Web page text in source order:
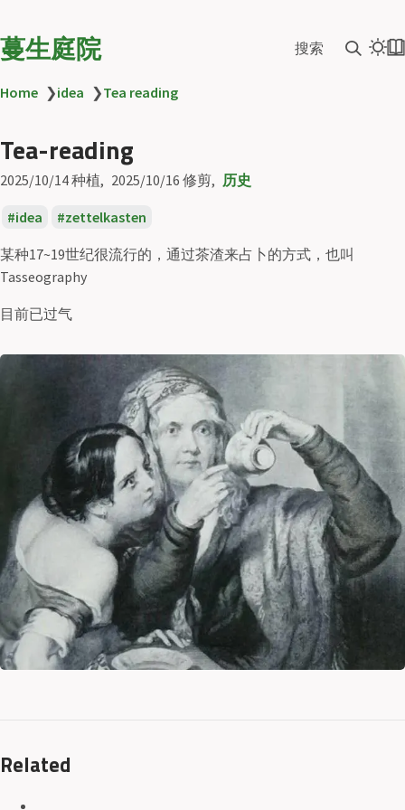
蔓生庭院 搜索
Home ❯idea ❯Tea reading
Tea-reading
2025/10/14种植 2025/10/16 修剪 历史
idea zettelkasten
某种17~19世纪很流行的，通过茶渣来占卜的方式，也叫
Tasseography
目前已过气
Related